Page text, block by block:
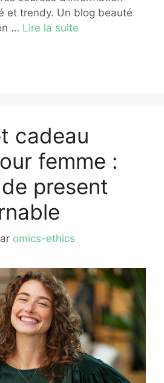
et trendy. Un blog beauté
… Lire la suite
cadeau
femme :
present
omics-ethics